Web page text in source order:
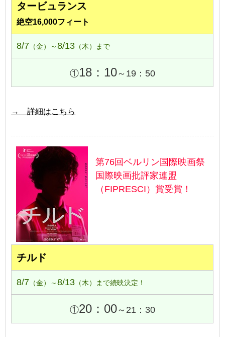
タービュランス
絶空16,000フィート
8/7 （金）～8/13 （木）まで
①18：10～19：50
→ 詳細はこちら
第76回ベルリン国際映画祭
国際映画批評家連盟
（FIPRESCI）賞受賞！
チルド
8/7 （金）～8/13 （木）まで続映決定！
①20：00～21：30